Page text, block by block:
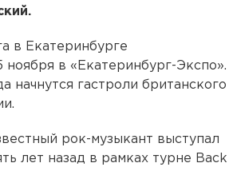
в Екатеринбурге
ноября в «Екатеринбург-Экспо».
начнутся гастроли британского
рок-музыкант выступал
лет назад в рамках турне Back